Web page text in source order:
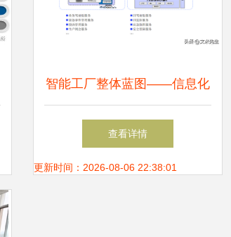
智能工厂整体蓝图——信息化
顶层架构设计咨询项目解析
查看详情
更新时间：2026-08-06 22:38:01